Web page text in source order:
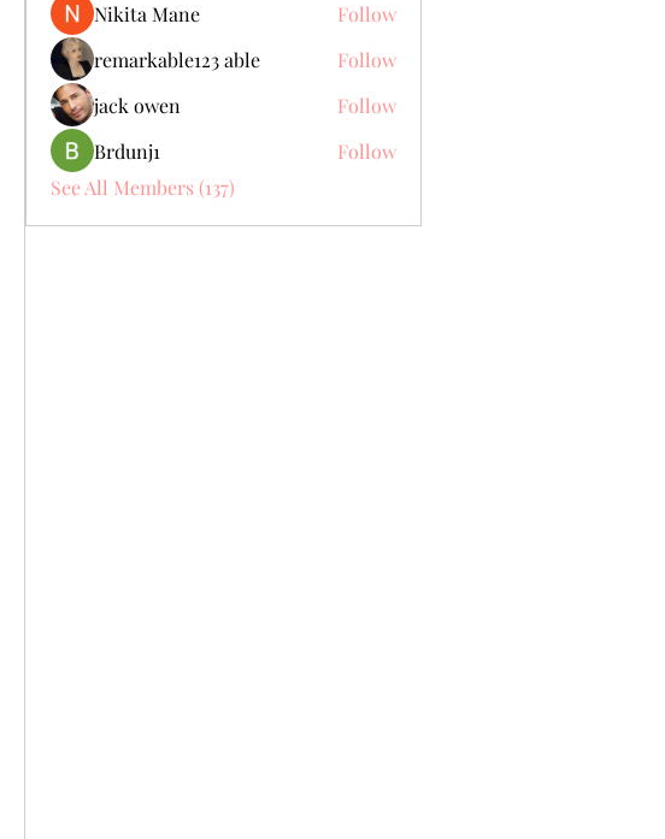
Nikita Mane
Follow
remarkable123 able
Follow
jack owen
Follow
Brdunj1
Follow
See All Members (137)